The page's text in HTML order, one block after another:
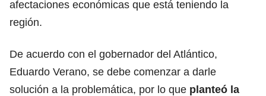
afectaciones económicas que está teniendo la
región.
De acuerdo con el gobernador del Atlántico,
Eduardo Verano, se debe comenzar a darle
solución a la problemática, por lo que planteó la